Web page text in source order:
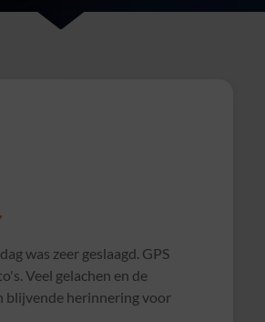
Sterrenslag gedaan.
geregeld, soms wat te druk op
groepen, waardoor het